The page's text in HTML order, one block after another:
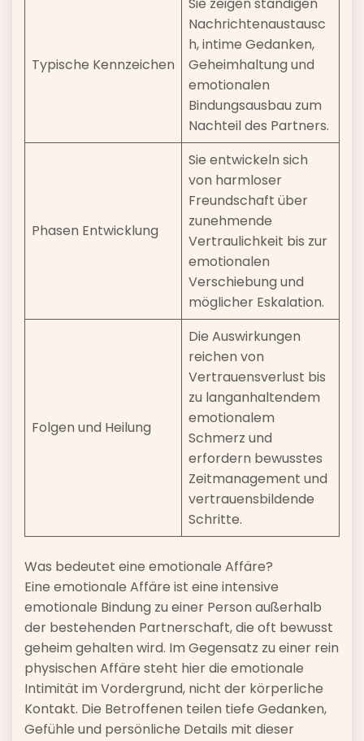
Typische Kennzeichen
Sie zeigen ständigen
Nachrichtenaustausc
h, intime Gedanken,
Geheimhaltung und
emotionalen
Bindungsausbau zum
Nachteil des Partners.
Phasen Entwicklung
Sie entwickeln sich
von harmloser
Freundschaft über
zunehmende
Vertraulichkeit bis zur
emotionalen
Verschiebung und
möglicher Eskalation.
Folgen und Heilung
Die Auswirkungen
reichen von
Vertrauensverlust bis
zu langanhaltendem
emotionalem
Schmerz und
erfordern bewusstes
Zeitmanagement und
vertrauensbildende
Schritte.
Was bedeutet eine emotionale Affäre?
Eine emotionale Affäre ist eine intensive
emotionale Bindung zu einer Person außerhalb
der bestehenden Partnerschaft, die oft bewusst
geheim gehalten wird. Im Gegensatz zu einer rein
physischen Affäre steht hier die emotionale
Intimität im Vordergrund, nicht der körperliche
Kontakt. Die Betroffenen teilen tiefe Gedanken,
Gefühle und persönliche Details mit dieser